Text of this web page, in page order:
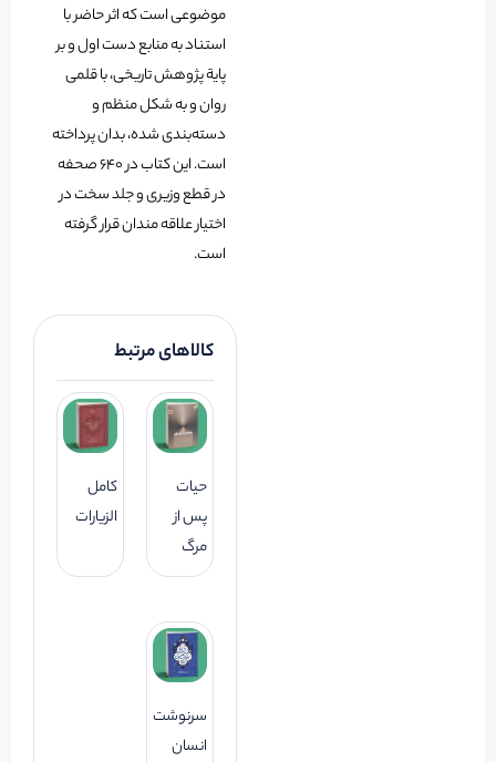
موضوعی است که اثر حاضر با
استناد به منابع دست اول و بر
پایة پژوهش تاریخی، با قلمی
روان و به شکل منظم و
دسته‌بندی شده، بدان پرداخته
است. این کتاب در 640 صحفه
در قطع وزیری و جلد سخت در
اختیار علاقه مندان قرار گرفته
است.
کالاهای مرتبط
حیات
پس از
مرگ
کامل
الزیارات
سرنوشت
انسان